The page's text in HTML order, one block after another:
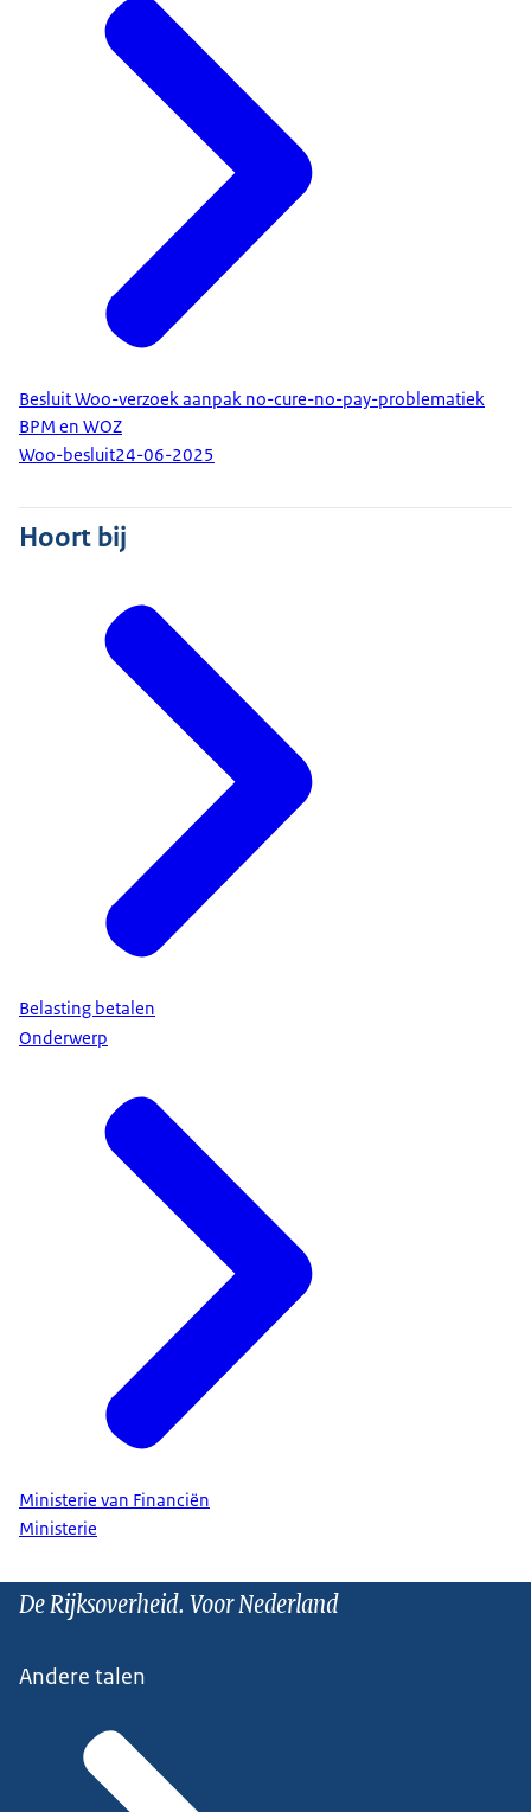
Besluit Woo-verzoek aanpak no-cure-no-pay-problematiek
BPM en WOZ
Woo-besluit24-06-2025
Hoort bij
Belasting betalen
Onderwerp
Ministerie van Financiën
Ministerie
De Rijksoverheid. Voor Nederland
Andere talen